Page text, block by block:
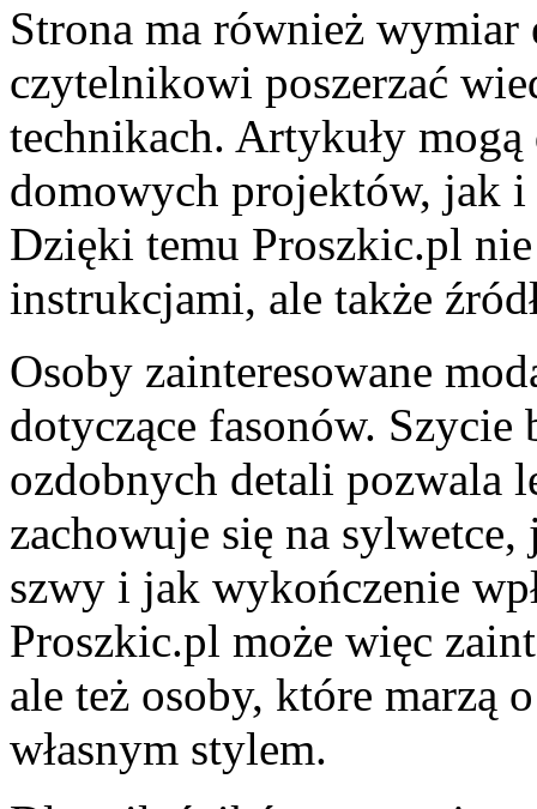
Strona ma również
czytelnikowi poszerzać
technikach. Artykuły
domowych projektów, jak
Dzięki temu Proszkic.pl
instrukcjami, ale także
Osoby zainteresowane
dotyczące fasonów.
ozdobnych detali pozwala
zachowuje się na sylwetce,
szwy i jak wykończenie
Proszkic.pl może więc
ale też osoby, które marzą
własnym stylem.